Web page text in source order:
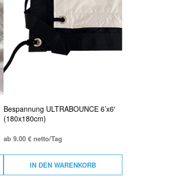
Bespannung ULTRABOUNCE 6’x6′
(180x180cm)
ab 9.00 € netto/Tag
IN DEN WARENKORB